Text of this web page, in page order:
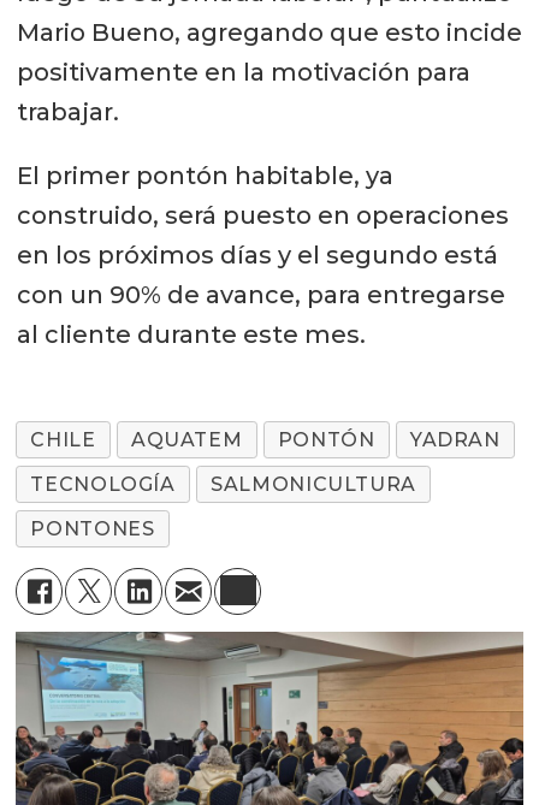
Mario Bueno, agregando que esto incide
positivamente en la motivación para
trabajar.
El primer pontón habitable, ya
construido, será puesto en operaciones
en los próximos días y el segundo está
con un 90% de avance, para entregarse
al cliente durante este mes.
CHILE AQUATEM PONTÓN
YADRAN
TECNOLOGÍA
SALMONICULTURA
PONTONES